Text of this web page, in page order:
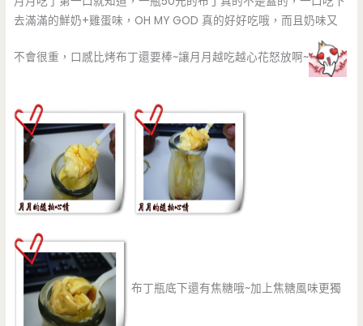
去滿滿的鮮奶+雞蛋味，OH MY GOD 真的好好吃哦，而且奶味又
不會很重，口感比烤布丁還要棒~讓月月越吃越心花怒放啊~
布丁瓶底下還有焦糖哦~加上焦糖風味更獨